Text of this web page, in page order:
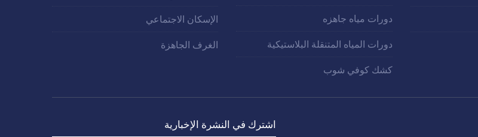
دورات مياه جاهزه
دورات المياه المتنقلة البلاستيكية
كشك كوفي شوب
الإسكان الاجتماعي
الغرف الجاهزة
اشترك في النشرة الإخبارية